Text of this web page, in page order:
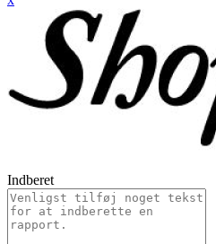
Indberet